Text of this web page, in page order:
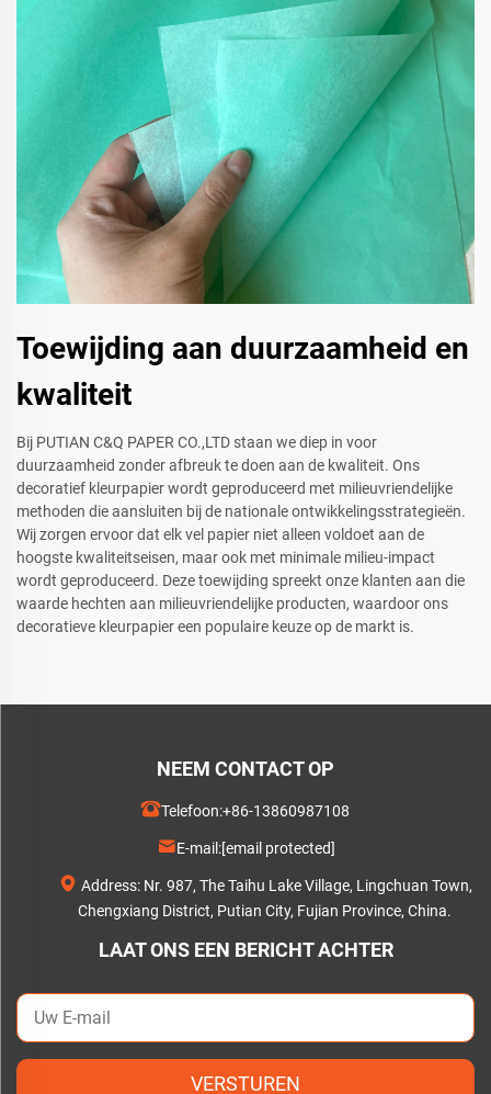
Toewijding aan duurzaamheid en
kwaliteit
Bij PUTIAN C&Q PAPER CO.,LTD staan we diep in voor
duurzaamheid zonder afbreuk te doen aan de kwaliteit. Ons
decoratief kleurpapier wordt geproduceerd met milieuvriendelijke
methoden die aansluiten bij de nationale ontwikkelingsstrategieën.
Wij zorgen ervoor dat elk vel papier niet alleen voldoet aan de
hoogste kwaliteitseisen, maar ook met minimale milieu-impact
wordt geproduceerd. Deze toewijding spreekt onze klanten aan die
waarde hechten aan milieuvriendelijke producten, waardoor ons
decoratieve kleurpapier een populaire keuze op de markt is.
NEEM CONTACT OP
Telefoon:+86-13860987108
E-mail:[email protected]
Address: Nr. 987, The Taihu Lake Village, Lingchuan Town,
Chengxiang District, Putian City, Fujian Province, China.
LAAT ONS EEN BERICHT ACHTER
VERSTUREN